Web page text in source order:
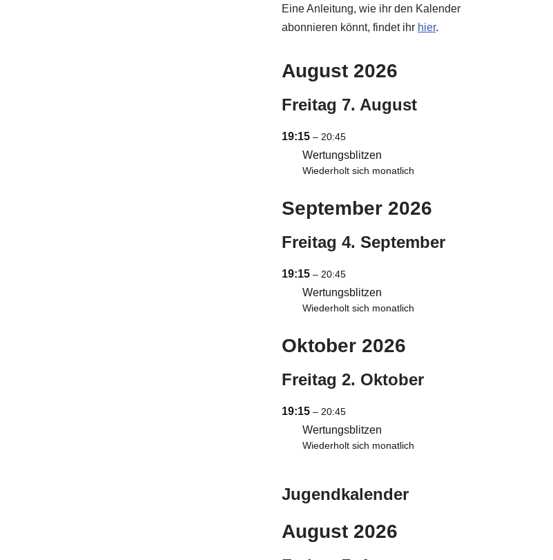
Eine Anleitung, wie ihr den Kalender
abonnieren könnt, findet ihr hier.
August 2026
Freitag 7. August
19:15 – 20:45
Wertungsblitzen
Wiederholt sich monatlich
September 2026
Freitag 4. September
19:15 – 20:45
Wertungsblitzen
Wiederholt sich monatlich
Oktober 2026
Freitag 2. Oktober
19:15 – 20:45
Wertungsblitzen
Wiederholt sich monatlich
Jugendkalender
August 2026